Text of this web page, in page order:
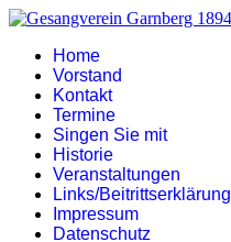
Home
Vorstand
Kontakt
Termine
Singen Sie mit
Historie
Veranstaltungen
Links/Beitrittserklärung
Impressum
Datenschutz